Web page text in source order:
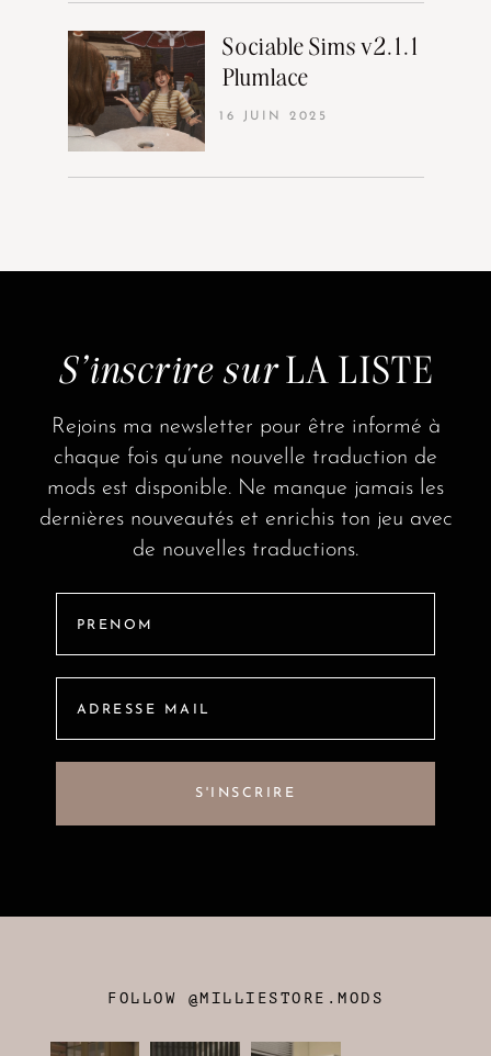
Sociable Sims v2.1.1
Plumlace
16 JUIN 2025
S'inscrire surLA LISTE
Rejoins ma newsletter pour être informé à
chaque fois qu’une nouvelle traduction de
mods est disponible. Ne manque jamais les
dernières nouveautés et enrichis ton jeu avec
de nouvelles traductions.
FOLLOW @MILLIESTORE.MODS